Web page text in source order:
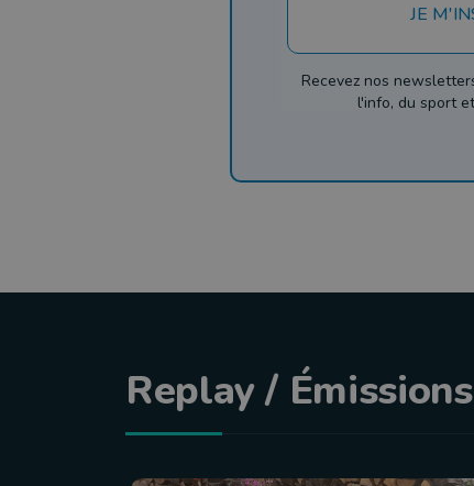
JE
Recevez nos
l'info, du sport
Replay / Émissions